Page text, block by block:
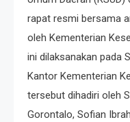
rapat resmi bersama
oleh Kementerian
ini dilaksanakan pada
Kantor Kementerian
tersebut dihadiri oleh
Gorontalo, Sofian